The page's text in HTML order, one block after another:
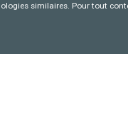
similaires. Pour tout